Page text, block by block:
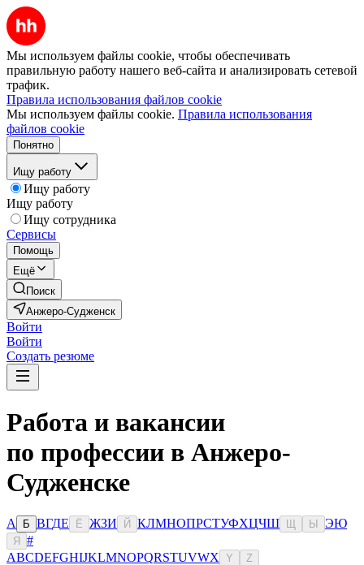
Мы используем файлы cookie, чтобы обеспечивать
правильную работу нашего веб-сайта и анализировать сетевой
трафик.
Правила использования файлов cookie
Мы используем файлы cookie. Правила использования
файлов cookie
Понятно
Ищу работу
Ищу работу
Ищу работу
Ищу сотрудника
Сервисы
Помощь
Ещё
Поиск
Анжеро-Судженск
Войти
Войти
Создать резюме
Работа и вакансии
по профессии в Анжеро-
Судженске
А Б ВГДЕ Ё ЖЗИ Й КЛМНОПРСТУФХЦЧШ Ы ЭЮ
Я
#
ABCDEFGHIJKLMNOPQRSTUVWX Y Z